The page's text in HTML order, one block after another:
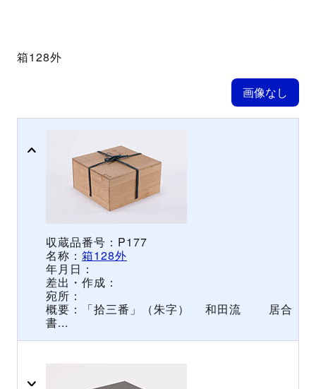
箱128外
P177
箱128外
「拾三番」（朱字） 和田流 居合
書...